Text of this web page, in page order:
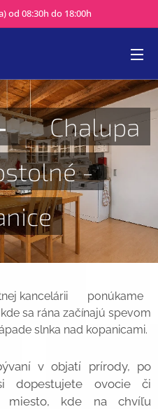
od 08:30h do 18:00h
🏡 Chalupa
-
kancelárii 🏡 ponúkame
sa rána začínajú spevom
slnka nad kopanicami.
v objatí prírody, po
dopestujete ovocie či
miesto, kde na chvíľu